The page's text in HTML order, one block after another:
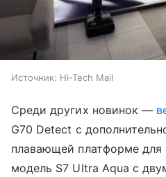
Источник: Hi-Tech Mail
Среди других новинок —
G70 Detect с
плавающей платформе для
модель S7 Ultra Aqua с